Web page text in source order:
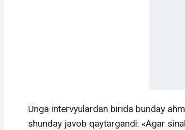
Unga intervyulardan birida bunday
shunday javob qaytargandi: «Agar